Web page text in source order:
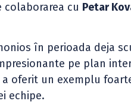
colaborarea cu Petar
în perioada deja
pe plan
oferit un exemplu
echipe.